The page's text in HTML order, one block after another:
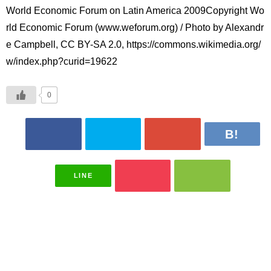
World Economic Forum on Latin America 2009Copyright Wo
rld Economic Forum (www.weforum.org) / Photo by Alexandr
e Campbell, CC BY-SA 2.0, https://commons.wikimedia.org/
w/index.php?curid=19622
0
LINE